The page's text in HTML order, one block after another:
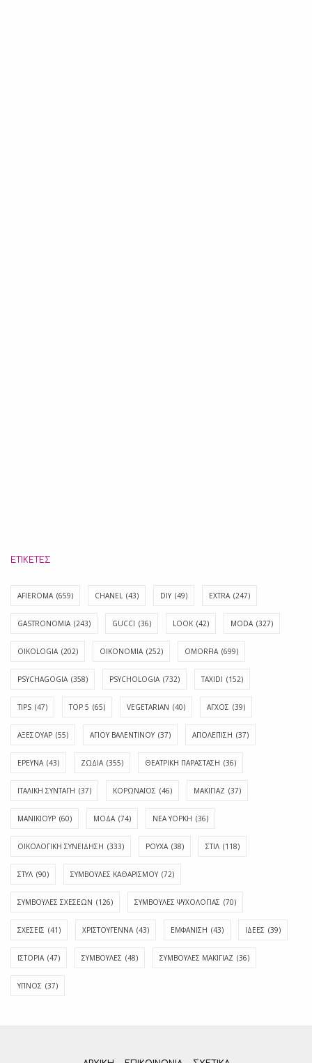
ΕΤΙΚΈΤΕΣ
AFIEROMA (659) CHANEL (43) DIY (49) EXTRA (247)
GASTRONOMIA (243) GUCCI (36) LOOK (42) MODA (327)
OIKOLOGIA (202) OIKONOMIA (252) OMORFIA (699)
PSYCHAGOGIA (358) PSYCHOLOGIA (732) TAXIDI (152)
TIPS (47) TOP 5 (65) VEGETARIAN (40) ΑΓΧΟΣ (39)
ΑΞΕΣΟΥΑΡ (55) ΑΓΊΟΥ ΒΑΛΕΝΤΊΝΟΥ (37) ΑΠΟΛΈΠΙΣΗ (37)
ΕΡΕΥΝΑ (43) ΖΩΔΙΑ (355) ΘΕΑΤΡΙΚΗ ΠΑΡΑΣΤΑΣΗ (36)
ΙΤΑΛΙΚΗ ΣΥΝΤΑΓΗ (37) ΚΟΡΩΝΑΪΟΣ (46) ΜΑΚΙΓΙΑΖ (37)
ΜΑΝΙΚΙΟΥΡ (60) ΜΟΔΑ (74) ΝΕΑ ΥΟΡΚΗ (36)
ΟΙΚΟΛΟΓΙΚΗ ΣΥΝΕΙΔΗΣΗ (333) ΡΟΥΧΑ (38) ΣΤΙΛ (118)
ΣΤΥΛ (90) ΣΥΜΒΟΥΛΕΣ ΚΑΘΑΡΙΣΜΟΥ (72)
ΣΥΜΒΟΥΛΕΣ ΣΧΕΣΕΩΝ (126) ΣΥΜΒΟΥΛΕΣ ΨΥΧΟΛΟΓΙΑΣ (70)
ΣΧΕΣΕΙΣ (41) ΧΡΙΣΤΟΥΓΕΝΝΑ (43) ΕΜΦΆΝΙΣΗ (43) ΙΔΈΕΣ (39)
ΙΣΤΟΡΊΑ (47) ΣΥΜΒΟΥΛΈΣ (48) ΣΥΜΒΟΥΛΈΣ ΜΑΚΙΓΙΆΖ (36)
ΎΠΝΟΣ (37)